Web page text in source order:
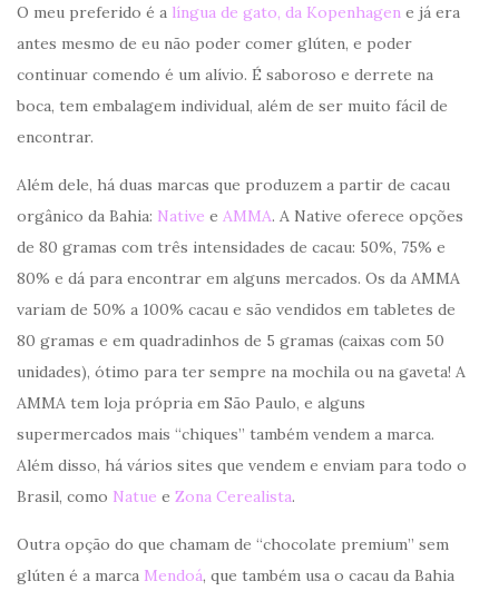
O meu preferido é a língua de gato, da Kopenhagen e já era
antes mesmo de eu não poder comer glúten, e poder
continuar comendo é um alívio. É saboroso e derrete na
boca, tem embalagem individual, além de ser muito fácil de
encontrar.
Além dele, há duas marcas que produzem a partir de cacau
orgânico da Bahia: Native e AMMA. A Native oferece opções
de 80 gramas com três intensidades de cacau: 50%, 75% e
80% e dá para encontrar em alguns mercados. Os da AMMA
variam de 50% a 100% cacau e são vendidos em tabletes de
80 gramas e em quadradinhos de 5 gramas (caixas com 50
unidades), ótimo para ter sempre na mochila ou na gaveta! A
AMMA tem loja própria em São Paulo, e alguns
supermercados mais “chiques” também vendem a marca.
Além disso, há vários sites que vendem e enviam para todo o
Brasil, como Natue e Zona Cerealista.
Outra opção do que chamam de “chocolate premium” sem
glúten é a marca Mendoá, que também usa o cacau da Bahia